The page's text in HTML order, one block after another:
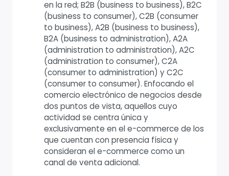
en la red; B2B (business to business), B2C
(business to consumer), C2B (consumer
to business), A2B (business to business),
B2A (business to administration), A2A
(administration to administration), A2C
(administration to consumer), C2A
(consumer to administration) y C2C
(consumer to consumer). Enfocando el
comercio electrónico de negocios desde
dos puntos de vista, aquellos cuyo
actividad se centra única y
exclusivamente en el e-commerce de los
que cuentan con presencia física y
consideran el e-commerce como un
canal de venta adicional.